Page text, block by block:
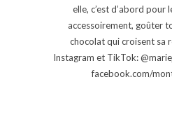
elle, c’est d’abord pour
accessoirement, goûter
chocolat qui croisent sa
Instagram et TikTok:
facebook.com/